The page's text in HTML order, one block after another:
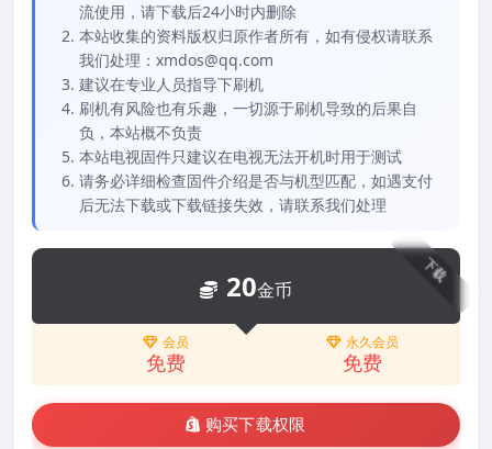
流使用，请下载后24小时内删除
本站收集的资料版权归原作者所有，如有侵权请联系
我们处理：xmdos@qq.com
建议在专业人员指导下刷机
刷机有风险也有乐趣，一切源于刷机导致的后果自
负，本站概不负责
本站电视固件只建议在电视无法开机时用于测试
请务必详细检查固件介绍是否与机型匹配，如遇支付
后无法下载或下载链接失效，请联系我们处理
下载
20金币
会员
免费
永久会员
免费
购买下载权限